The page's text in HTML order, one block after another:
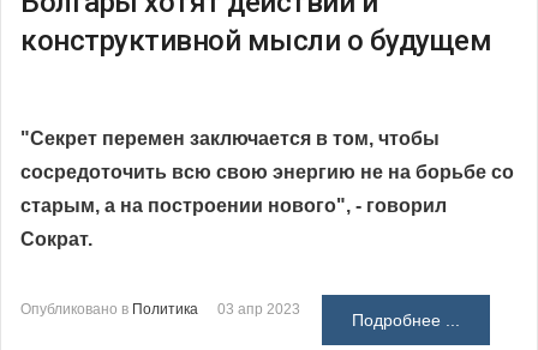
конструктивной мысли о будущем
"Секрет перемен заключается в том, чтобы
сосредоточить всю свою энергию не на борьбе со
старым, а на построении нового", - говорил
Сократ.
Опубликовано в Политика 03 апр 2023
Подробнее ...